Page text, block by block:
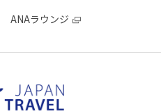
ANAラウンジ